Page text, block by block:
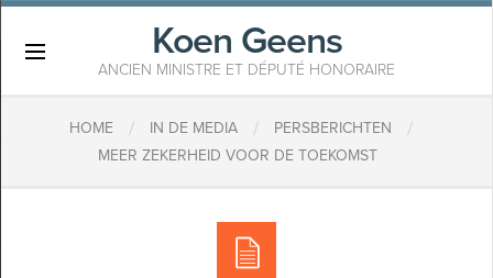
Koen Geens
ANCIEN MINISTRE ET DÉPUTÉ HONORAIRE
HOME / IN DE MEDIA / PERSBERICHTEN /
MEER ZEKERHEID VOOR DE TOEKOMST